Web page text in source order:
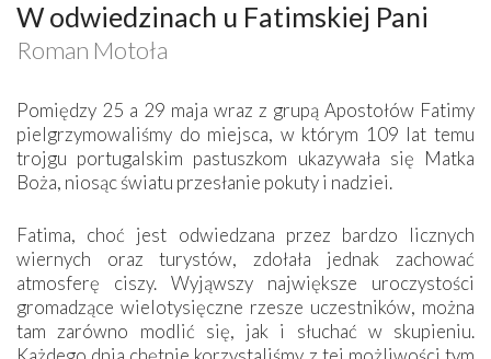
W odwiedzinach u Fatimskiej Pani
Roman Motoła
Pomiędzy 25 a 29 maja wraz z grupą Apostołów Fatimy
pielgrzymowaliśmy do miejsca, w którym 109 lat temu
trojgu portugalskim pastuszkom ukazywała się Matka
Boża, niosąc światu przesłanie pokuty i nadziei.
Fatima, choć jest odwiedzana przez bardzo licznych
wiernych oraz turystów, zdołała jednak zachować
atmosferę ciszy. Wyjąwszy największe uroczystości
gromadzące wielotysięczne rzesze uczestników, można
tam zarówno modlić się, jak i słuchać w skupieniu.